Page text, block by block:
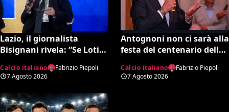
Lazio, il giornalista
Bisignani rivela: “Se Lotito
entro tale data il destino è
segnato”
Calcio italiano
Fabrizio Piepoli
7 Agosto 2026
Antognoni non ci sarà alla
festa del centenario della
una lettera al vetriolo a
Commisso jr. I motivi di
Calcio italiano
Fabrizio Piepoli
7 Agosto 2026